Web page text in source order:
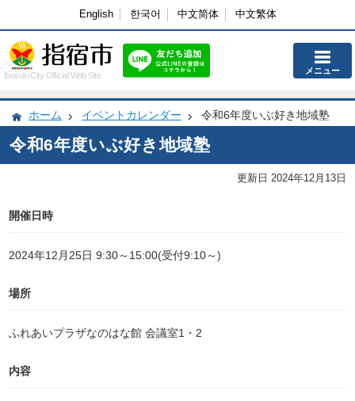
English 한국어 中文简体 中文繁体
Ibusuki City Official Web Site メニュー
ホーム イベントカレンダー 令和6年度いぶ好き地域塾
令和6年度いぶ好き地域塾
更新日 2024年12月13日
開催日時
2024年12月25日 9:30～15:00(受付9:10～)
場所
ふれあいプラザなのはな館 会議室1・2
内容